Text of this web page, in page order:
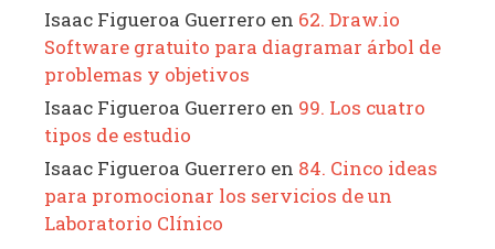
Isaac Figueroa Guerrero en 62. Draw.io
Software gratuito para diagramar árbol de
problemas y objetivos
Isaac Figueroa Guerrero en 99. Los cuatro
tipos de estudio
Isaac Figueroa Guerrero en 84. Cinco ideas
para promocionar los servicios de un
Laboratorio Clínico